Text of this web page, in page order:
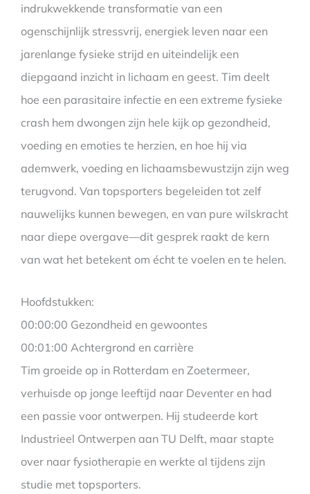
indrukwekkende transformatie van een
ogenschijnlijk stressvrij, energiek leven naar een
jarenlange fysieke strijd en uiteindelijk een
diepgaand inzicht in lichaam en geest. Tim deelt
hoe een parasitaire infectie en een extreme fysieke
crash hem dwongen zijn hele kijk op gezondheid,
voeding en emoties te herzien, en hoe hij via
ademwerk, voeding en lichaamsbewustzijn zijn weg
terugvond. Van topsporters begeleiden tot zelf
nauwelijks kunnen bewegen, en van pure wilskracht
naar diepe overgave—dit gesprek raakt de kern
van wat het betekent om écht te voelen en te helen.
Hoofdstukken:
00:00:00 Gezondheid en gewoontes
00:01:00 Achtergrond en carrière
Tim groeide op in Rotterdam en Zoetermeer,
verhuisde op jonge leeftijd naar Deventer en had
een passie voor ontwerpen. Hij studeerde kort
Industrieel Ontwerpen aan TU Delft, maar stapte
over naar fysiotherapie en werkte al tijdens zijn
studie met topsporters.